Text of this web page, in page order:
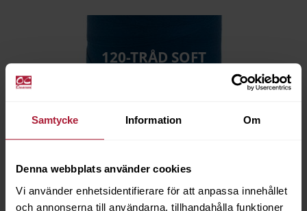
Samtycke Information Om
Denna webbplats använder cookies
Vi använder enhetsidentifierare för att anpassa innehållet
och annonserna till användarna, tillhandahålla funktioner
120-TRÅD SOFT
MINI